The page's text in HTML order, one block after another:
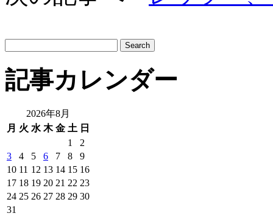
ト
内
検
記事カレンダー
2026年8月
月 火 水 木 金 土 日
1
2
3
4 5 6 7 8
9
10 11 12 13 14 15 16
17 18 19 20 21 22 23
24 25 26 27 28 29 30
31